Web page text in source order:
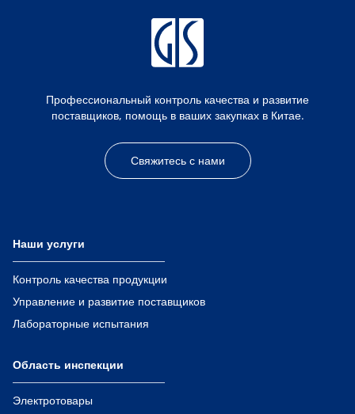
Профессиональный контроль качества и развитие
поставщиков, помощь в ваших закупках в Китае.
Свяжитесь с нами
Наши услуги
Контроль качества продукции
Управление и развитие поставщиков
Лабораторные испытания
Область инспекции
Электротовары